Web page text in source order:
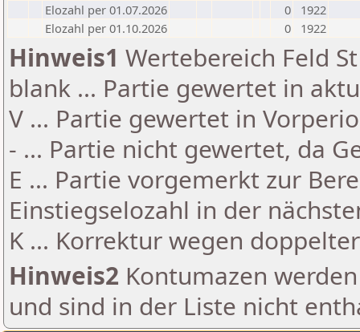
Elozahl per 01.07.2026
0
1922
Elozahl per 01.10.2026
0 1922
Hinweis1 Wertebereich Feld
blank ... Partie gewertet in
V ... Partie gewertet in
- ... Partie nicht gewertet, da
E ... Partie vorgemerkt zur
Einstiegselozahl in der
K ... Korrektur wegen
Hinweis2 Kontumazen
und sind in der Liste nicht